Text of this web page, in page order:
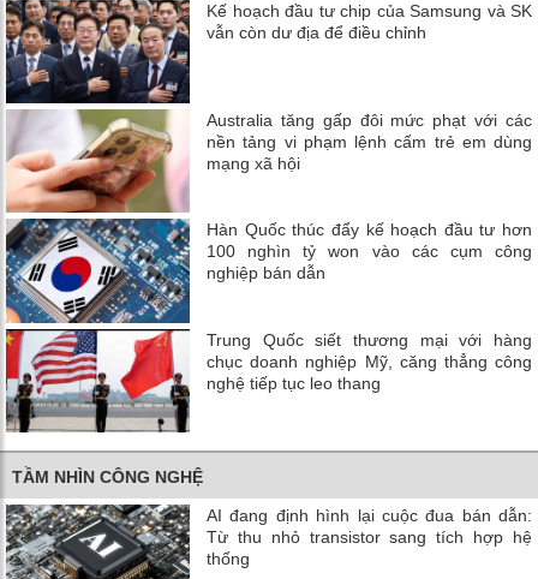
Kế hoạch đầu tư chip của Samsung và SK
vẫn còn dư địa để điều chỉnh
Australia tăng gấp đôi mức phạt với các
nền tảng vi phạm lệnh cấm trẻ em dùng
mạng xã hội
Hàn Quốc thúc đẩy kế hoạch đầu tư hơn
100 nghìn tỷ won vào các cụm công
nghiệp bán dẫn
Trung Quốc siết thương mại với hàng
chục doanh nghiệp Mỹ, căng thẳng công
nghệ tiếp tục leo thang
TẦM NHÌN CÔNG NGHỆ
AI đang định hình lại cuộc đua bán dẫn:
Từ thu nhỏ transistor sang tích hợp hệ
thống